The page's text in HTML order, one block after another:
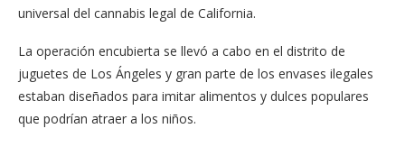
universal del cannabis legal de California.
La operación encubierta se llevó a cabo en el distrito de
juguetes de Los Ángeles y gran parte de los envases ilegales
estaban diseñados para imitar alimentos y dulces populares
que podrían atraer a los niños.